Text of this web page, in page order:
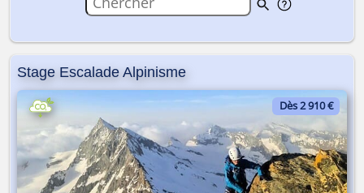
Stage Escalade Alpinisme
Dès 2 910 €